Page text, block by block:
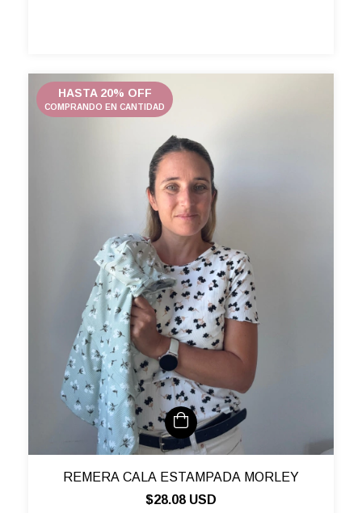
HASTA 20% OFF
COMPRANDO EN CANTIDAD
REMERA CALA ESTAMPADA MORLEY
$28.08 USD